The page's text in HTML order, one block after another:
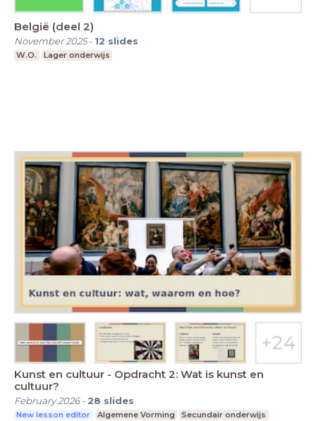
België (deel 2)
November 2025- 12 slides
W.O. Lager onderwijs
Kunst en cultuur - Opdracht 2: Wat is kunst en
cultuur?
February 2026- 28 slides
New lesson editor Algemene Vorming Secundair onderwijs